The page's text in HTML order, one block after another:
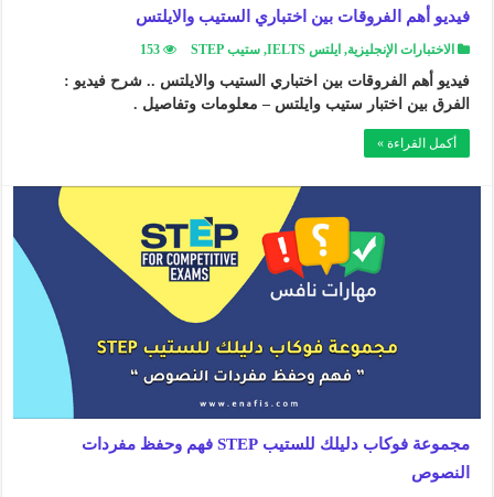
فيديو أهم الفروقات بين اختباري الستيب والايلتس
الاختبارات الإنجليزية,ايلتس IELTS ,ستيب STEP 153
فيديو أهم الفروقات بين اختباري الستيب والايلتس .. شرح فيديو :
الفرق بين اختبار ستيب وايلتس – معلومات وتفاصيل .
أكمل القراءة »
مجموعة فوكاب دليلك للستيب STEP فهم وحفظ مفردات
النصوص